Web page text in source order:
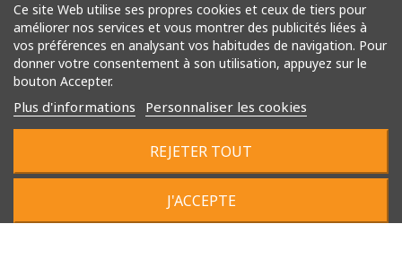
Nos produits
Le concept
Toutes nos poubelles
© 2022 Tous droits réservés
Plan du site
Ce site Web utilise ses propres cookies et ceux de tiers pour
améliorer nos services et vous montrer des publicités liées à
vos préférences en analysant vos habitudes de navigation. Pour
donner votre consentement à son utilisation, appuyez sur le
bouton Accepter.
Plus d'informations Personnaliser les cookies
REJETER TOUT
J'ACCEPTE